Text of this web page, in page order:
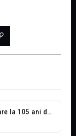
Zi cu soare… sărbătoare și alergare la 105 ani de UPT!